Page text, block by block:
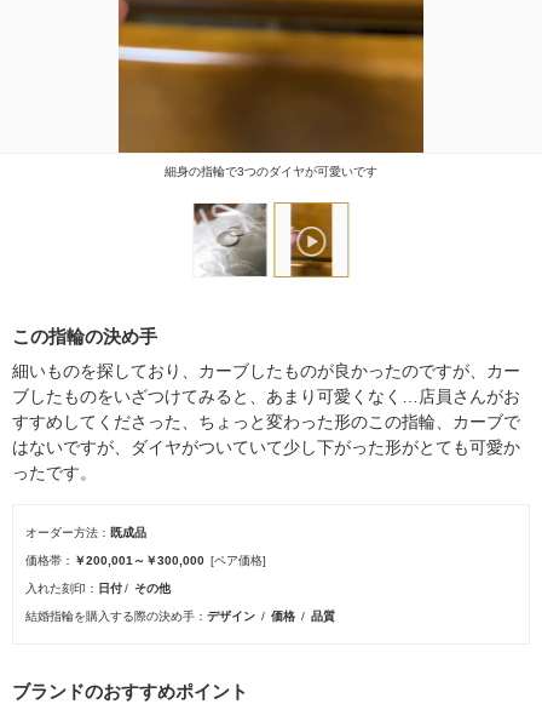
細身の指輪で3つのダイヤが可愛いです
この指輪の決め手
細いものを探しており、カーブしたものが良かったのですが、カー
ブしたものをいざつけてみると、あまり可愛くなく…店員さんがお
すすめしてくださった、ちょっと変わった形のこの指輪、カーブで
はないですが、ダイヤがついていて少し下がった形がとても可愛か
ったです。
オーダー方法 既成品
価格帯 ￥200,001～￥300,000 [ペア価格]
入れた刻印 日付 その他
結婚指輪を購入する際の決め手 デザイン 価格 品質
ブランドのおすすめポイント